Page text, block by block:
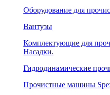
Оборудование для
Вантузы
Комплектующие для
Насадки.
Гидродинамические
Прочистные машины